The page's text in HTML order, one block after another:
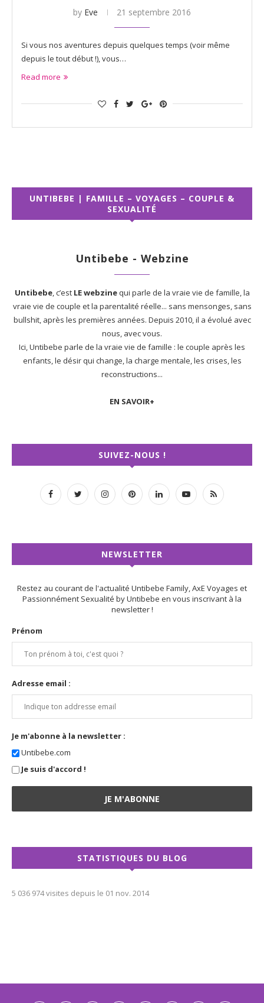
by Eve 21 septembre 2016
Si vous nos aventures depuis quelques temps (voir même
depuis le tout début !), vous…
Read more
UNTIBEBE | FAMILLE – VOYAGES – COUPLE &
SEXUALITÉ
Untibebe - Webzine
Untibebe, c’est LE webzinequi parle de la vraie vie de famille, la
vraie vie de couple et la parentalité réelle... sans mensonges, sans
bullshit, après les premières années. Depuis 2010, il a évolué avec
nous, avec vous.
Ici, Untibebe parle de la vraie vie de famille : le couple après les
enfants, le désir qui change, la charge mentale, les crises, les
reconstructions...
EN SAVOIR+
SUIVEZ-NOUS !
NEWSLETTER
Restez au courant de l'actualité Untibebe Family, AxE Voyages et
Passionnément Sexualité by Untibebe en vous inscrivant à la
newsletter !
Prénom
Adresse email :
Je m'abonne à la newsletter :
Untibebe.com
Je suis d'accord !
STATISTIQUES DU BLOG
5 036 974 visites depuis le 01 nov. 2014